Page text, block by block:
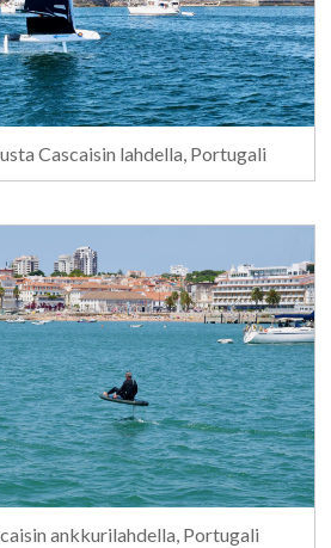
Cascaisin lahdella, Portugali
ankkurilahdella, Portugali